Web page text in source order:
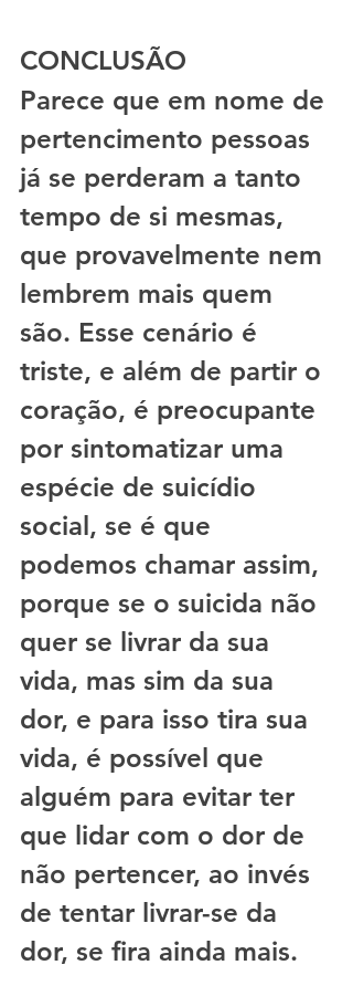
CONCLUSÃO
Parece que em nome de
pertencimento pessoas
já se perderam a tanto
tempo de si mesmas,
que provavelmente nem
lembrem mais quem
são. Esse cenário é
triste, e além de partir o
coração, é preocupante
por sintomatizar uma
espécie de suicídio
social, se é que
podemos chamar assim,
porque se o suicida não
quer se livrar da sua
vida, mas sim da sua
dor, e para isso tira sua
vida, é possível que
alguém para evitar ter
que lidar com o dor de
não pertencer, ao invés
de tentar livrar-se da
dor, se fira ainda mais.